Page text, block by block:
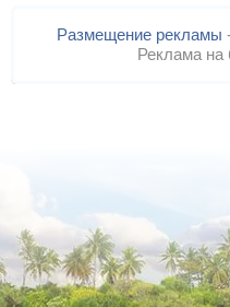
Размещение рекламы
Реклама на